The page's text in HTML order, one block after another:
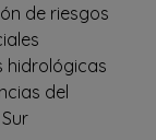
de riesgos
hidrológicas
del